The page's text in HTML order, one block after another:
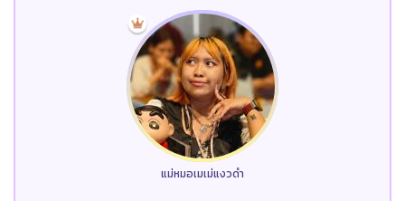
แม่หมอเมเม่แงวดำ